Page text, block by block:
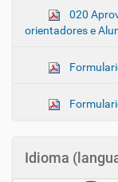
020
orientadores e
Idioma